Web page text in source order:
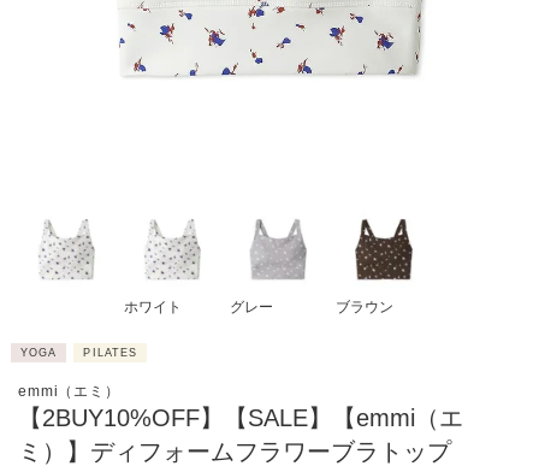
ホワイト グレー ブラウン
YOGA PILATES
emmi（エミ）
【2BUY10%OFF】【SALE】【emmi（エ
ミ）】ディフォームフラワーブラトップ